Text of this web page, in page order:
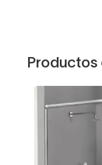
Productos